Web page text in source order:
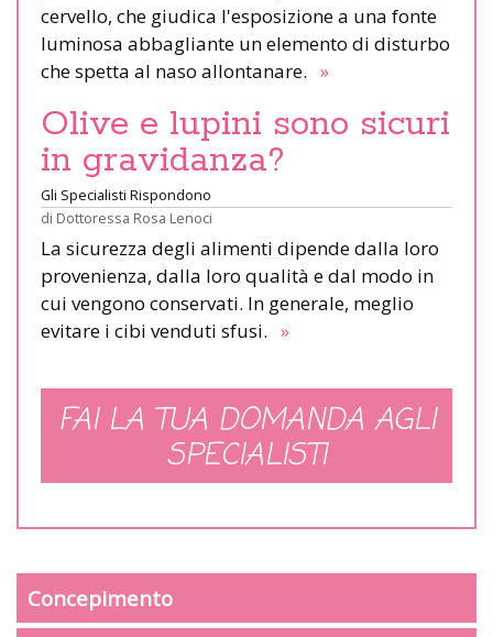
cervello, che giudica l'esposizione a una fonte
luminosa abbagliante un elemento di disturbo
che spetta al naso allontanare. »
Olive e lupini sono sicuri
in gravidanza?
Gli Specialisti Rispondono
di Dottoressa Rosa Lenoci
La sicurezza degli alimenti dipende dalla loro
provenienza, dalla loro qualità e dal modo in
cui vengono conservati. In generale, meglio
evitare i cibi venduti sfusi. »
FAI LA TUA DOMANDA AGLI
SPECIALISTI
Concepimento